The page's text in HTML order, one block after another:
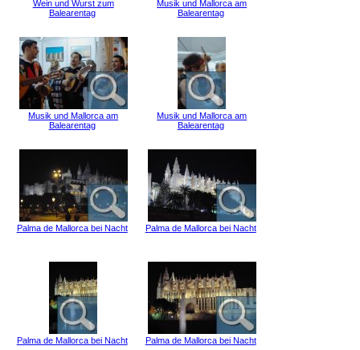
Wein und Wurst zum
Balearentag
Musik und Mallorca am
Balearentag
Musik und Mallorca am
Balearentag
Musik und Mallorca am
Balearentag
Palma de Mallorca bei Nacht Palma de Mallorca bei Nacht
Palma de Mallorca bei Nacht Palma de Mallorca bei Nacht